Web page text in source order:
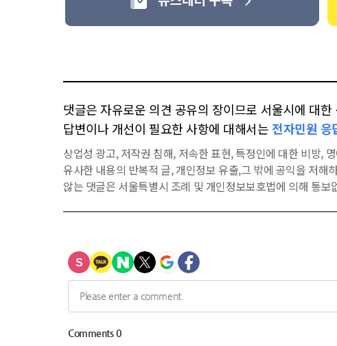
댓글은 자유로운 의견 공유의 장이므로 서울시에 대한
답변이나 개선이 필요한 사항에 대해서는 전자민원 응
상업성 광고, 저작권 침해, 저속한 표현, 특정인에 대한 비방,
유사한 내용의 반복적 글, 개인정보 유출,그 밖에 공익을 저해
않는 댓글은 서울특별시 조례 및 개인정보보호법에 의해 통보